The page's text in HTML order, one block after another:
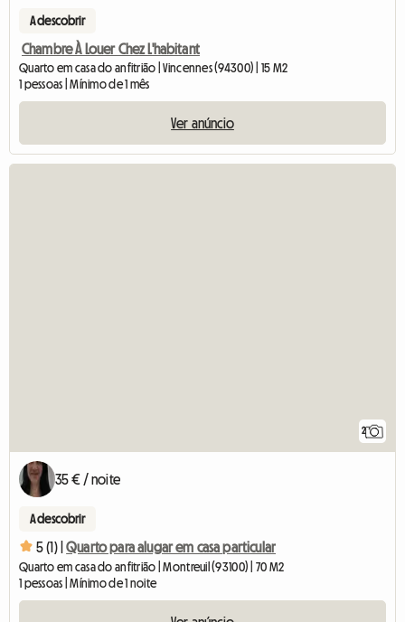
A descobrir
Chambre À Louer Chez L'habitant
Quarto em casa do anfitrião | Vincennes (94300) | 15 M2
1 pessoas | Mínimo de 1 mês
Ver anúncio
2
35 € / noite
A descobrir
5 (1) | Quarto para alugar em casa particular
Quarto em casa do anfitrião | Montreuil (93100) | 70 M2
1 pessoas | Mínimo de 1 noite